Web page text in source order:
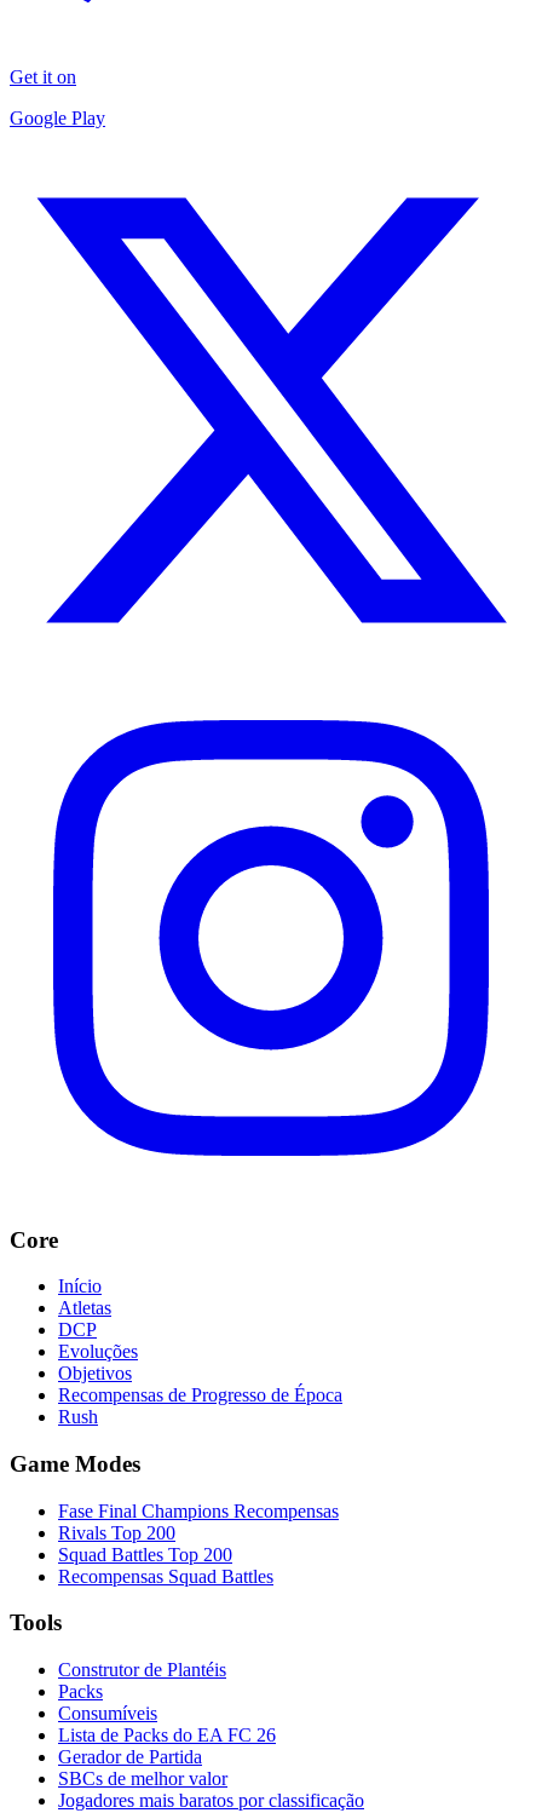
Get it on
Google Play
Core
Início
Atletas
DCP
Evoluções
Objetivos
Recompensas de Progresso de Época
Rush
Game Modes
Fase Final Champions Recompensas
Rivals Top 200
Squad Battles Top 200
Recompensas Squad Battles
Tools
Construtor de Plantéis
Packs
Consumíveis
Lista de Packs do EA FC 26
Gerador de Partida
SBCs de melhor valor
Jogadores mais baratos por classificação